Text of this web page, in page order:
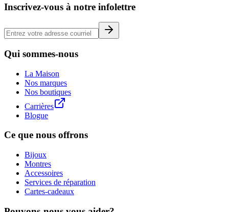
Inscrivez-vous à notre infolettre
Qui sommes-nous
La Maison
Nos marques
Nos boutiques
Carrières
Blogue
Ce que nous offrons
Bijoux
Montres
Accessoires
Services de réparation
Cartes-cadeaux